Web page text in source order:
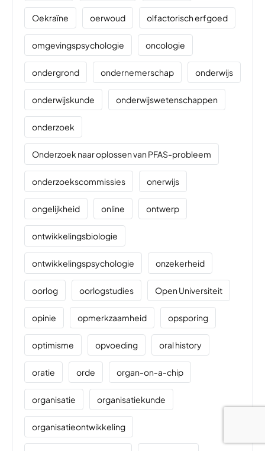
Oekraïne oerwoud olfactorisch erfgoed
omgevingspsychologie oncologie
ondergrond ondernemerschap onderwijs
onderwijskunde onderwijswetenschappen
onderzoek
Onderzoek naar oplossen van PFAS-probleem
onderzoekscommissies onerwijs
ongelijkheid online ontwerp
ontwikkelingsbiologie
ontwikkelingspsychologie onzekerheid
oorlog oorlogstudies Open Universiteit
opinie opmerkzaamheid opsporing
optimisme opvoeding oral history
oratie orde organ-on-a-chip
organisatie organisatiekunde
organisatieontwikkeling